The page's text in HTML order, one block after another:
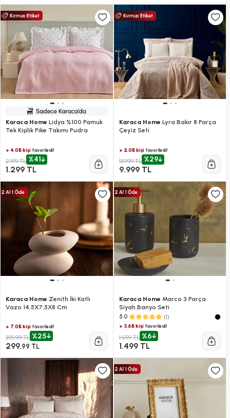
Karaca Home Lidya %100 Pamuk
Tek Kişilik Pike Takımı Pudra
+ 4.0B kişi favoriledi!
2.199 TL %41
1.299 TL
Karaca Home Lyra Bakır 8 Parça
Çeyiz Seti
+ 2.0B kişifavoriledi!
13.999 TL %29
9.999 TL
Karaca Home Zenith İki Katlı
Vazo 14,5X7,5X8 Cm
+ 7.0B kişi favoriledi!
399,99 TL %25
299,99 TL
Karaca Home Marco 3 Parça
Siyah Banyo Seti
5.0 (1)
+ 3.6B kişifavoriledi!
1.599 TL %6
1.499 TL